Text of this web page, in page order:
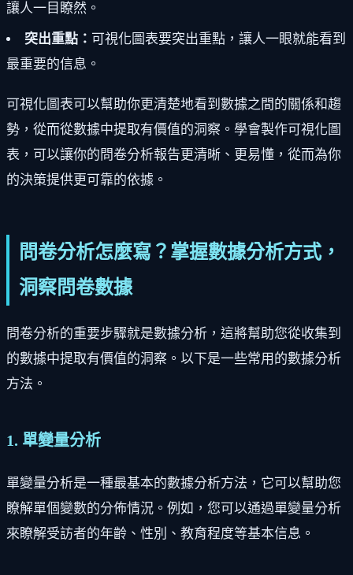
讓人一目瞭然。
突出重點： 可視化圖表要突出重點，讓人一眼就能看到
最重要的信息。
可視化圖表可以幫助你更清楚地看到數據之間的關係和趨
勢，從而從數據中提取有價值的洞察。學會製作可視化圖
表，可以讓你的問卷分析報告更清晰、更易懂，從而為你
的決策提供更可靠的依據。
問卷分析怎麼寫？掌握數據分析方式，
洞察問卷數據
問卷分析的重要步驟就是數據分析，這將幫助您從收集到
的數據中提取有價值的洞察。以下是一些常用的數據分析
方法。
1. 單變量分析
單變量分析是一種最基本的數據分析方法，它可以幫助您
瞭解單個變數的分佈情況。例如，您可以通過單變量分析
來瞭解受訪者的年齡、性別、教育程度等基本信息。